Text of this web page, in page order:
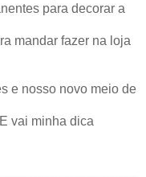
para decorar a
mandar fazer na loja
e nosso novo meio de
vai minha dica